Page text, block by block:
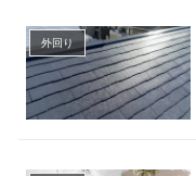
外回り